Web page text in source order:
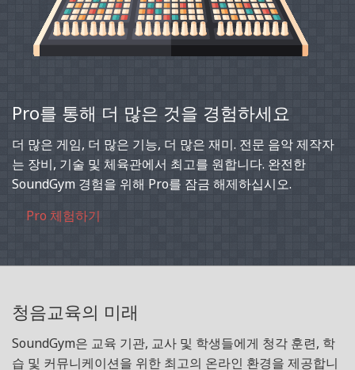
Pro를 통해 더 많은 것을 경험하세요
더 많은 게임, 더 많은 기능, 더 많은 재미. 전문 음악 제작자
는 장비, 기술 및 체육관에서 최고를 원합니다. 완전한
SoundGym 경험을 위해 Pro를 잠금 해제하십시오.
Pro 체험하기
청음교육의 미래
SoundGym은 교육 기관, 교사 및 학생들에게 청각 훈련, 학
습 및 커뮤니케이션을 위한 최고의 온라인 환경을 제공합니